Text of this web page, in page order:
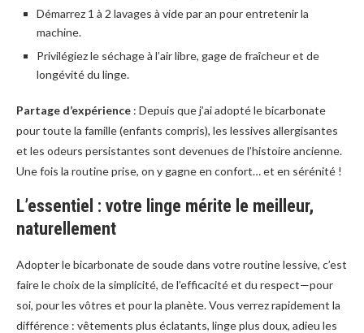
Démarrez 1 à 2 lavages à vide par an pour entretenir la
machine.
Privilégiez le séchage à l’air libre, gage de fraîcheur et de
longévité du linge.
Partage d’expérience : Depuis que j’ai adopté le bicarbonate
pour toute la famille (enfants compris), les lessives allergisantes
et les odeurs persistantes sont devenues de l’histoire ancienne.
Une fois la routine prise, on y gagne en confort… et en sérénité !
L’essentiel : votre linge mérite le meilleur,
naturellement
Adopter le bicarbonate de soude dans votre routine lessive, c’est
faire le choix de la simplicité, de l’efficacité et du respect—pour
soi, pour les vôtres et pour la planète. Vous verrez rapidement la
différence : vêtements plus éclatants, linge plus doux, adieu les